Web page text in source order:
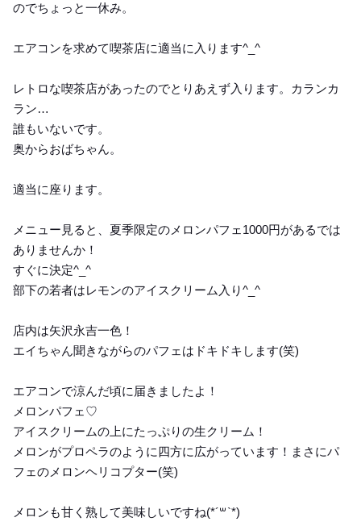
のでちょっと一休み。
エアコンを求めて喫茶店に適当に入ります^_^
レトロな喫茶店があったのでとりあえず入ります。カランカ
ラン…
誰もいないです。
奥からおばちゃん。
適当に座ります。
メニュー見ると、夏季限定のメロンパフェ1000円があるでは
ありませんか！
すぐに決定^_^
部下の若者はレモンのアイスクリーム入り^_^
店内は矢沢永吉一色！
エイちゃん聞きながらのパフェはドキドキします(笑)
エアコンで涼んだ頃に届きましたよ！
メロンパフェ♡
アイスクリームの上にたっぷりの生クリーム！
メロンがプロペラのように四方に広がっています！まさにパ
フェのメロンヘリコプター(笑)
メロンも甘く熟して美味しいですね(*´꒳`*)